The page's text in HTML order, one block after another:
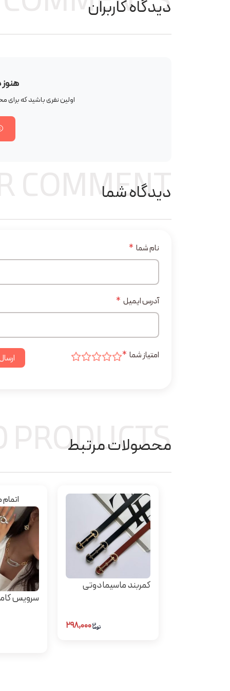
دیدگاه کاربران
اولین نفری باشید که
دیدگاه شما
COMMENT
نام شما *
آدرس ایمیل *
امتیاز شما *
محصولات مرتبط
PRODUCTS
کمربند ماسیمادوتی
۲۹۸,۰۰۰
سرویس